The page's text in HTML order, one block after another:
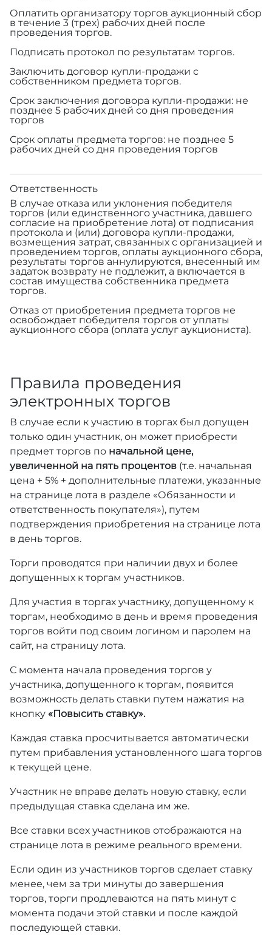
Оплатить организатору торгов аукционный сбор
в течение 3 (трех) рабочих дней после
проведения торгов.
Подписать протокол по результатам торгов.
Заключить договор купли-продажи с
собственником предмета торгов.
Срок заключения договора купли-продажи: не
позднее 5 рабочих дней со дня проведения
торгов
Срок оплаты предмета торгов: не позднее 5
рабочих дней со дня проведения торгов
Ответственность
В случае отказа или уклонения победителя
торгов (или единственного участника, давшего
согласие на приобретение лота) от подписания
протокола и (или) договора купли-продажи,
возмещения затрат, связанных с организацией и
проведением торгов, оплаты аукционного сбора,
результаты торгов аннулируются, внесенный им
задаток возврату не подлежит, а включается в
состав имущества собственника предмета
торгов.
Отказ от приобретения предмета торгов не
освобождает победителя торгов от уплаты
аукционного сбора (оплата услуг аукциониста).
Правила проведения
электронных торгов
В случае если к участию в торгах был допущен
только один участник, он может приобрести
предмет торгов по начальной цене,
увеличенной на пять процентов (т.е. начальная
цена + 5% + дополнительные платежи, указанные
на странице лота в разделе «Обязанности и
ответственность покупателя»), путем
подтверждения приобретения на странице лота
в день торгов.
Торги проводятся при наличии двух и более
допущенных к торгам участников.
Для участия в торгах участнику, допущенному к
торгам, необходимо в день и время проведения
торгов войти под своим логином и паролем на
сайт, на страницу лота.
С момента начала проведения торгов у
участника, допущенного к торгам, появится
возможность делать ставки путем нажатия на
кнопку «Повысить ставку».
Каждая ставка просчитывается автоматически
путем прибавления установленного шага торгов
к текущей цене.
Участник не вправе делать новую ставку, если
предыдущая ставка сделана им же.
Все ставки всех участников отображаются на
странице лота в режиме реального времени.
Если один из участников торгов сделает ставку
менее, чем за три минуты до завершения
торгов, торги продлеваются на пять минут с
момента подачи этой ставки и после каждой
последующей ставки.